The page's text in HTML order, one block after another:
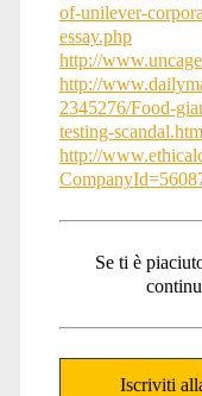
of-unilever-
essay.php
http://
http://
2345276/Food-
testing-
http://
Se ti è
Iscriviti